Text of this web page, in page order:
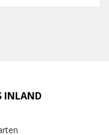
INLAND